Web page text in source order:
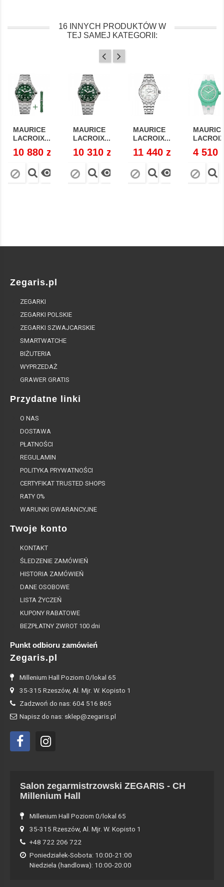
16 INNYCH PRODUKTÓW W
TEJ SAMEJ KATEGORII:
MAURICE
LACROIX...
Cena
10 880 zł

MAURICE
LACROIX...
Cena
10 310 zł

MAURICE
LACROIX...
Cena
11 440 zł

Cena
4 510
Zegaris.pl
ZEGARKI
ZEGARKI POLSKIE
ZEGARKI SZWAJCARSKIE
SMARTWATCHE
BIŻUTERIA
WYPRZEDAŻ
GRAWER GRATIS
Przydatne linki
O NAS
DOSTAWA
PŁATNOŚCI
REGULAMIN
POLITYKA PRYWATNOŚCI
CERTYFIKAT TRUSTED SHOPS
RATY 0%
WARUNKI GWARANCYJNE
Twoje konto
KONTAKT
ŚLEDZENIE ZAMÓWIEŃ
HISTORIA ZAMÓWIEŃ
DANE OSOBOWE
LISTA ŻYCZEŃ
KUPONY RABATOWE
BEZPŁATNY ZWROT 100 dni
Punkt odbioru zamówień
Zegaris.pl
Millenium Hall Poziom 0/lokal 65
35-315 Rzeszów, Al. Mjr. W. Kopisto 1
Zadzwoń do nas: 604 516 865
Napisz do nas: sklep@zegaris.pl
Salon zegarmistrzowski ZEGARIS - CH
Millenium Hall
Millenium Hall Poziom 0/lokal 65
35-315 Rzeszów, Al. Mjr. W. Kopisto 1
+48 722 206 722
Poniedziałek-Sobota: 10:00-21:00
Niedziela (handlowa): 10:00-20:00